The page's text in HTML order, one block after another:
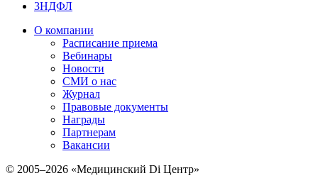
3НДФЛ
О компании
Расписание приема
Вебинары
Новости
СМИ о нас
Журнал
Правовые документы
Награды
Партнерам
Вакансии
© 2005–2026 «Медицинский Di Центр»